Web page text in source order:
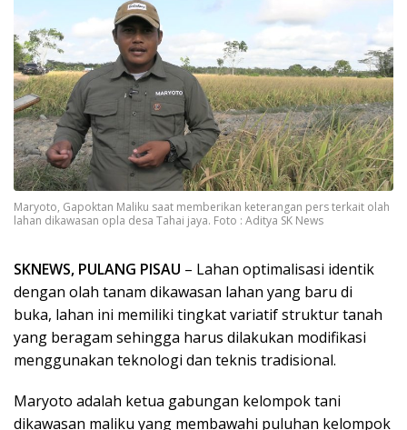
Maryoto, Gapoktan Maliku saat memberikan keterangan pers terkait olah
lahan dikawasan opla desa Tahai jaya. Foto : Aditya SK News
SKNEWS, PULANG PISAU – Lahan optimalisasi identik
dengan olah tanam dikawasan lahan yang baru di
buka, lahan ini memiliki tingkat variatif struktur tanah
yang beragam sehingga harus dilakukan modifikasi
menggunakan teknologi dan teknis tradisional.
Maryoto adalah ketua gabungan kelompok tani
dikawasan maliku yang membawahi puluhan kelompok